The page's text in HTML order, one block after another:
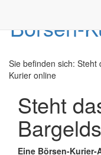
Sie befinden sich: Steht
Kurier online
Steht
Eine Börsen-Kurier-